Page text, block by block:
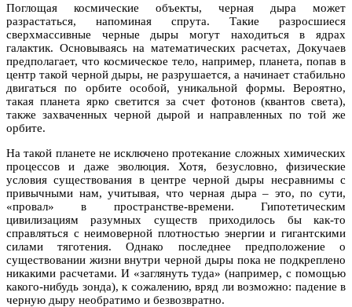
Поглощая космические объекты, черная дыра может
разрастаться, напоминая спрута. Такие разросшиеся
сверхмассивные черные дыры могут находиться в ядрах
галактик. Основываясь на математических расчетах, Докучаев
предполагает, что космическое тело, например, планета, попав в
центр такой черной дыры, не разрушается, а начинает стабильно
двигаться по орбите особой, уникальной формы. Вероятно,
такая планета ярко светится за счет фотонов (квантов света),
также захваченных черной дырой и направленных по той же
орбите.
На такой планете не исключено протекание сложных химических
процессов и даже эволюция. Хотя, безусловно, физические
условия существования в центре черной дыры несравнимы с
привычными нам, учитывая, что черная дыра – это, по сути,
«провал» в пространстве-времени. Гипотетическим
цивилизациям разумных существ приходилось бы как-то
справляться с неимоверной плотностью энергии и гигантскими
силами тяготения. Однако последнее предположение о
существовании жизни внутри черной дыры пока не подкреплено
никакими расчетами. И «заглянуть туда» (например, с помощью
какого-нибудь зонда), к сожалению, вряд ли возможно: падение в
черную дыру необратимо и безвозвратно.